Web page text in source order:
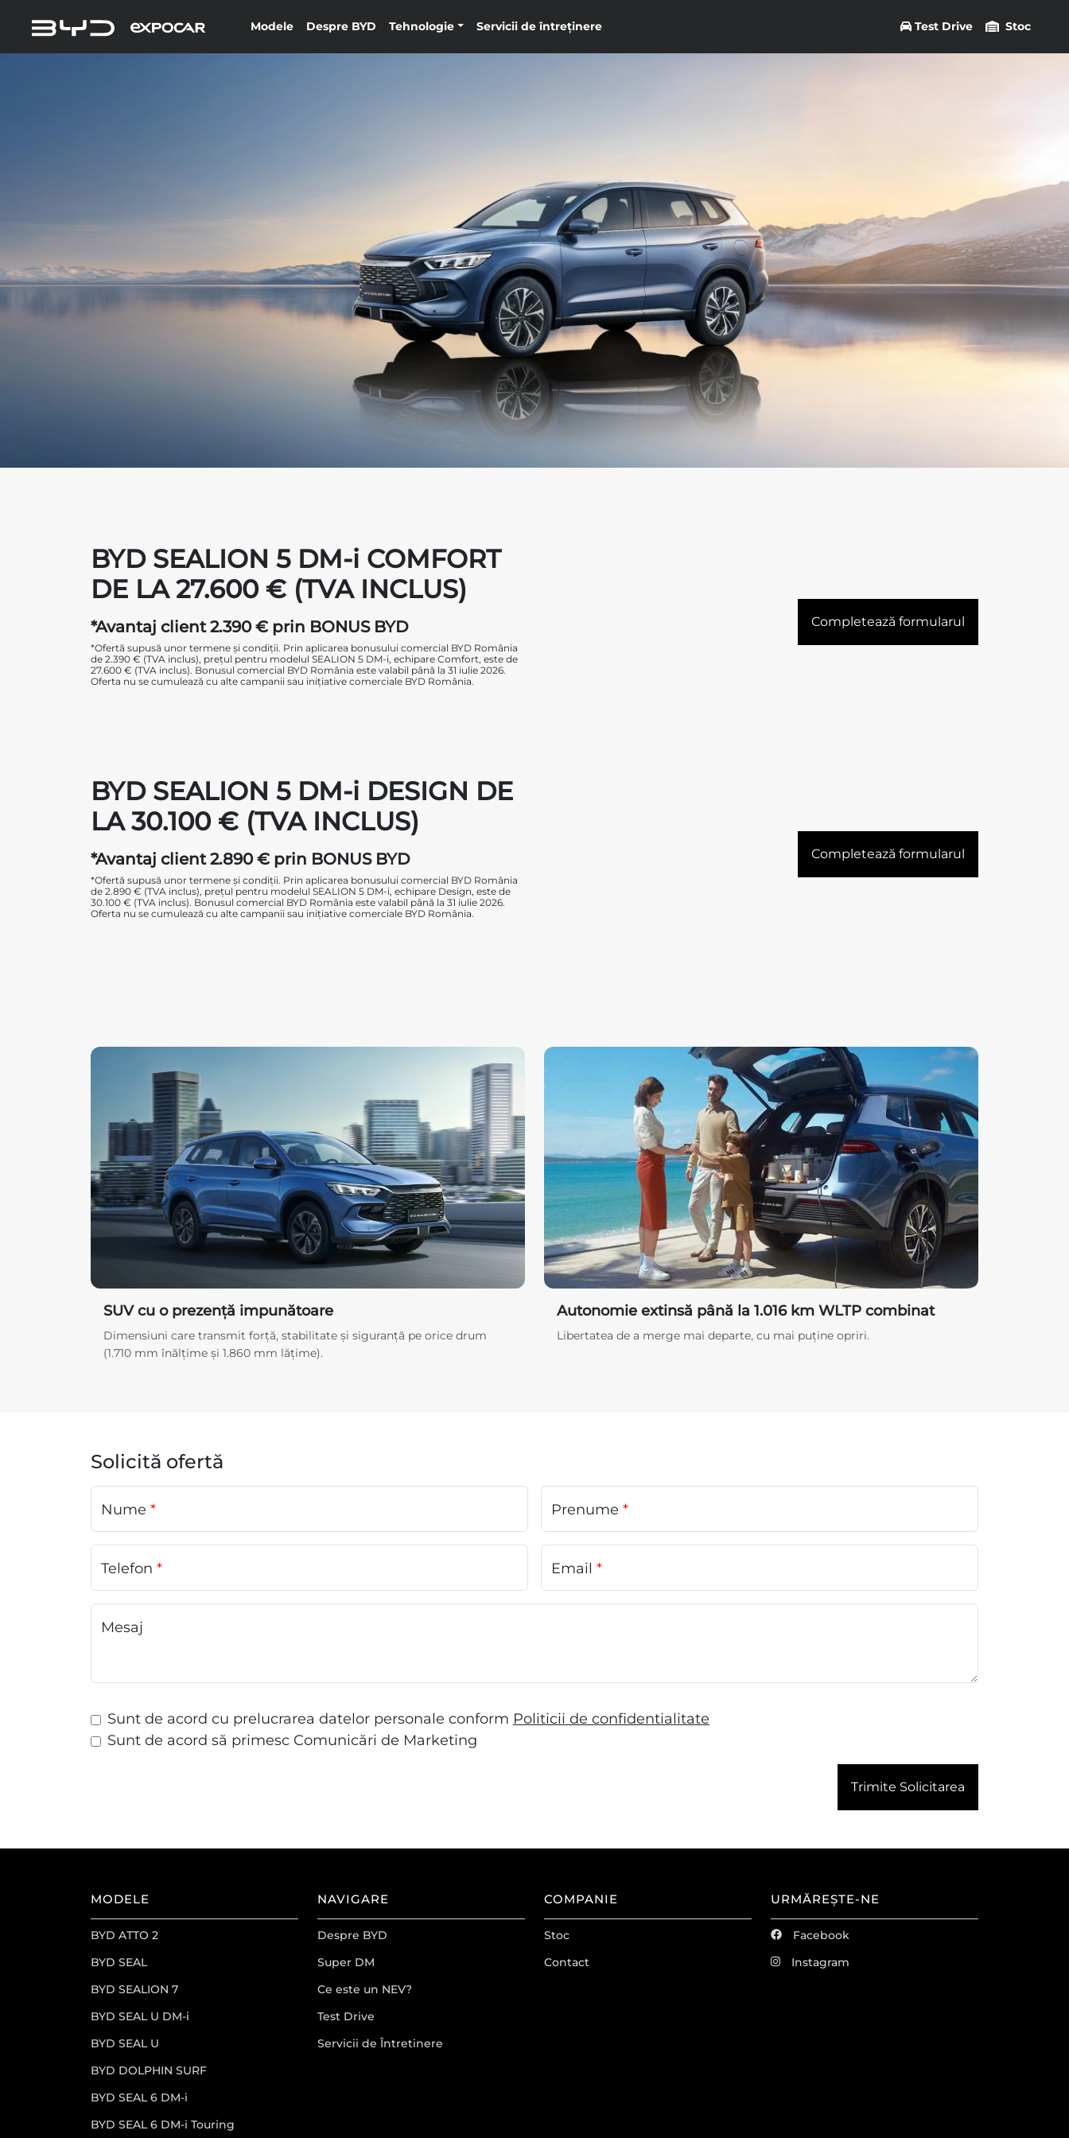
Modele Despre BYD Tehnologie Servicii de întreținere Test Drive Stoc
BYD SEALION 5 DM-i COMFORT
DE LA 27.600 € (TVA INCLUS)
*Avantaj client 2.390 € prin BONUS BYD
*Ofertă supusă unor termene și condiții. Prin aplicarea bonusului comercial BYD România
de 2.390 € (TVA inclus), prețul pentru modelul SEALION 5 DM-i, echipare Comfort, este de
27.600 € (TVA inclus). Bonusul comercial BYD România este valabil până la 31 iulie 2026.
Oferta nu se cumulează cu alte campanii sau inițiative comerciale BYD România.
Completează formularul
BYD SEALION 5 DM-i DESIGN DE
LA 30.100 € (TVA INCLUS)
*Avantaj client 2.890 € prin BONUS BYD
*Ofertă supusă unor termene și condiții. Prin aplicarea bonusului comercial BYD România
de 2.890 € (TVA inclus), prețul pentru modelul SEALION 5 DM-i, echipare Design, este de
30.100 € (TVA inclus). Bonusul comercial BYD România este valabil până la 31 iulie 2026.
Oferta nu se cumulează cu alte campanii sau inițiative comerciale BYD România.
Completează formularul
SUV cu o prezență impunătoare
Dimensiuni care transmit forță, stabilitate și siguranță pe orice drum
(1.710 mm înălțime și 1.860 mm lățime).
Autonomie extinsă până la 1.016 km WLTP combinat
Libertatea de a merge mai departe, cu mai puține opriri.
Solicită ofertă
Nume * Prenume *
Telefon * Email *
Mesaj
Sunt de acord cu prelucrarea datelor personale conform Politicii de confidentialitate
Sunt de acord să primesc Comunicări de Marketing
Trimite Solicitarea
MODELE
BYD ATTO 2
BYD SEAL
BYD SEALION 7
BYD SEAL U DM-i
BYD SEAL U
BYD DOLPHIN SURF
BYD SEAL 6 DM-i
BYD SEAL 6 DM-i Touring
NAVIGARE
Despre BYD
Super DM
Ce este un NEV?
Test Drive
Servicii de Întretinere
COMPANIE
Stoc
Contact
URMĂREȘTE-NE
Facebook
Instagram